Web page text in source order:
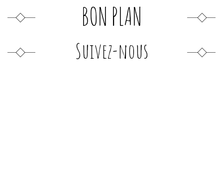
BON PLAN
Suivez-nous